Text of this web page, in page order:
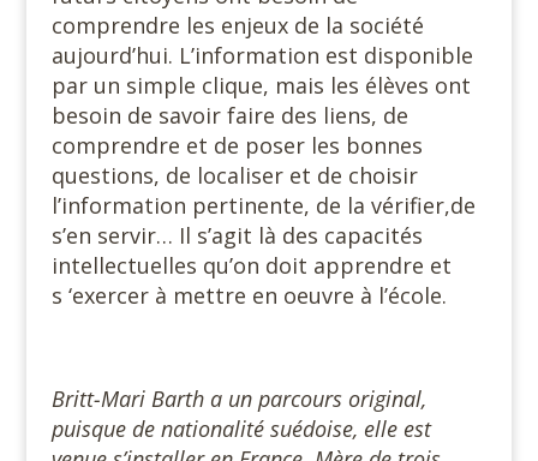
comprendre les enjeux de la société
aujourd’hui. L’information est disponible
par un simple clique, mais les élèves ont
besoin de savoir faire des liens, de
comprendre et de poser les bonnes
questions, de localiser et de choisir
l’information pertinente, de la vérifier,de
s’en servir… Il s’agit là des capacités
intellectuelles qu’on doit apprendre et
s ‘exercer à mettre en oeuvre à l’école.
Britt-Mari Barth a un parcours original,
puisque de nationalité suédoise, elle est